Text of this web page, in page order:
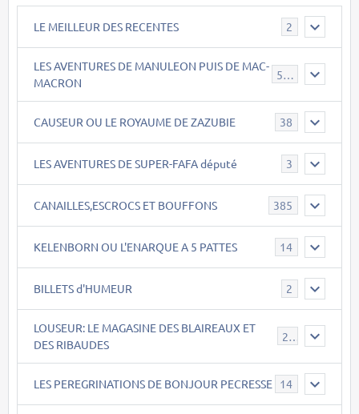
LE MEILLEUR DES RECENTES 2
LES AVENTURES DE MANULEON PUIS DE MAC-
MACRON
543
CAUSEUR OU LE ROYAUME DE ZAZUBIE 38
LES AVENTURES DE SUPER-FAFA député 3
CANAILLES,ESCROCS ET BOUFFONS 385
KELENBORN OU L'ENARQUE A 5 PATTES 14
BILLETS d'HUMEUR 2
LOUSEUR: LE MAGASINE DES BLAIREAUX ET
DES RIBAUDES
21
LES PEREGRINATIONS DE BONJOUR PECRESSE 14